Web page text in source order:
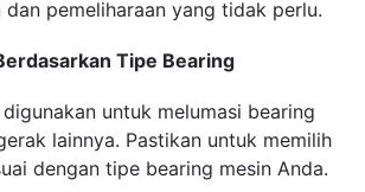
dan pemeliharaan yang tidak perlu.
Tipe Bearing
untuk melumasi bearing
lainnya. Pastikan untuk memilih
dengan tipe bearing mesin Anda.